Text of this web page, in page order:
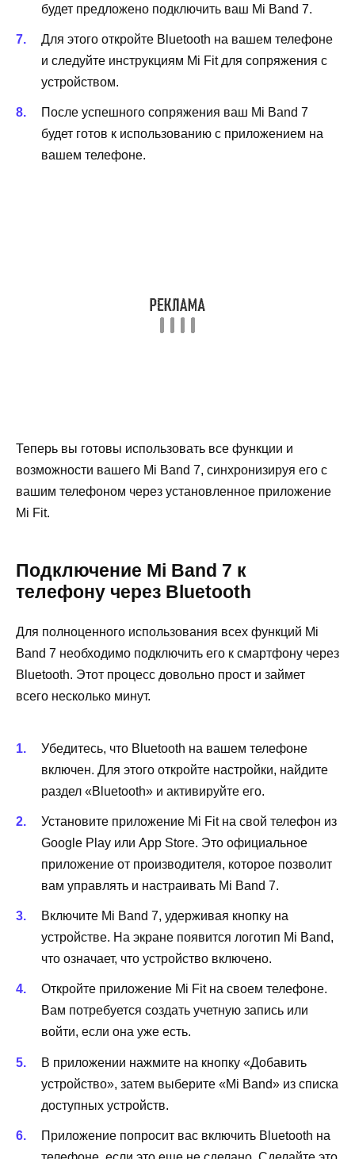
будет предложено подключить ваш Mi Band 7.
Для этого откройте Bluetooth на вашем телефоне
и следуйте инструкциям Mi Fit для сопряжения с
устройством.
После успешного сопряжения ваш Mi Band 7
будет готов к использованию с приложением на
вашем телефоне.
Теперь вы готовы использовать все функции и
возможности вашего Mi Band 7, синхронизируя его с
вашим телефоном через установленное приложение
Mi Fit.
Подключение Mi Band 7 к
телефону через Bluetooth
Для полноценного использования всех функций Mi
Band 7 необходимо подключить его к смартфону через
Bluetooth. Этот процесс довольно прост и займет
всего несколько минут.
Убедитесь, что Bluetooth на вашем телефоне
включен. Для этого откройте настройки, найдите
раздел «Bluetooth» и активируйте его.
Установите приложение Mi Fit на свой телефон из
Google Play или App Store. Это официальное
приложение от производителя, которое позволит
вам управлять и настраивать Mi Band 7.
Включите Mi Band 7, удерживая кнопку на
устройстве. На экране появится логотип Mi Band,
что означает, что устройство включено.
Откройте приложение Mi Fit на своем телефоне.
Вам потребуется создать учетную запись или
войти, если она уже есть.
В приложении нажмите на кнопку «Добавить
устройство», затем выберите «Mi Band» из списка
доступных устройств.
Приложение попросит вас включить Bluetooth на